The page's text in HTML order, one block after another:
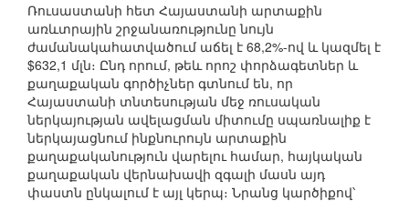
Ռուսաստանի հետ Հայաստանի արտաքին
առևտրային շրջանառությունը նույն
ժամանակահատվածում աճել է 68,2%-ով և կազմել է
$632,1 մլն։ Ընդ որում, թեև որոշ փորձագետներ և
քաղաքական գործիչներ գտնում են, որ
Հայաստանի տնտեսության մեջ ռուսական
ներկայության ավելացման միտումը սպառնալիք է
ներկայացնում ինքնուրույն արտաքին
քաղաքականություն վարելու համար, հայկական
քաղաքական վերնախավի զգալի մասն այդ
փաստն ընկալում է այլ կերպ։ Նրանց կարծիքով՝